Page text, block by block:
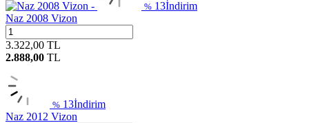
% 13İndirim
Naz 2008 Vizon
3.322,00 TL
2.888,00 TL
% 13İndirim
Naz 2012 Vizon